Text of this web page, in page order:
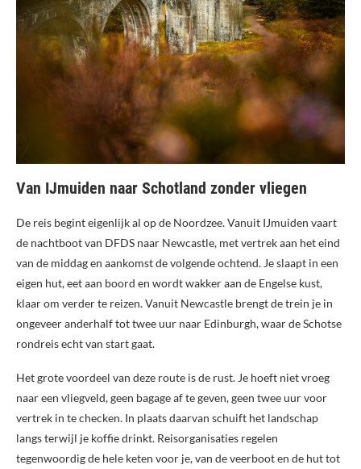
Van IJmuiden naar Schotland zonder vliegen
De reis begint eigenlijk al op de Noordzee. Vanuit IJmuiden vaart
de nachtboot van DFDS naar Newcastle, met vertrek aan het eind
van de middag en aankomst de volgende ochtend. Je slaapt in een
eigen hut, eet aan boord en wordt wakker aan de Engelse kust,
klaar om verder te reizen. Vanuit Newcastle brengt de trein je in
ongeveer anderhalf tot twee uur naar Edinburgh, waar de Schotse
rondreis echt van start gaat.
Het grote voordeel van deze route is de rust. Je hoeft niet vroeg
naar een vliegveld, geen bagage af te geven, geen twee uur voor
vertrek in te checken. In plaats daarvan schuift het landschap
langs terwijl je koffie drinkt. Reisorganisaties regelen
tegenwoordig de hele keten voor je, van de veerboot en de hut tot